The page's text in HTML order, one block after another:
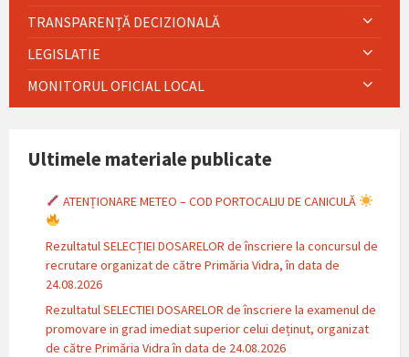
TRANSPARENȚĂ DECIZIONALĂ
LEGISLATIE
MONITORUL OFICIAL LOCAL
Ultimele materiale publicate
ATENȚIONARE METEO – COD PORTOCALIU DE CANICULĂ
Rezultatul SELECȚIEI DOSARELOR de înscriere la concursul de
recrutare organizat de către Primăria Vidra, în data de
24.08.2026
Rezultatul SELECTIEI DOSARELOR de înscriere la examenul de
promovare in grad imediat superior celui deținut, organizat
de către Primăria Vidra în data de 24.08.2026